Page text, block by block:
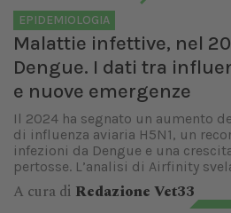
EPIDEMIOLOGIA
Malattie infettive, nel
Dengue. I dati tra
e nuove emergenze
Il 2024 ha segnato un aumento
di influenza aviaria H5N1, un
infezioni da Dengue e una
pertosse. L’analisi di Airfinity
A cura di Redazione Vet33